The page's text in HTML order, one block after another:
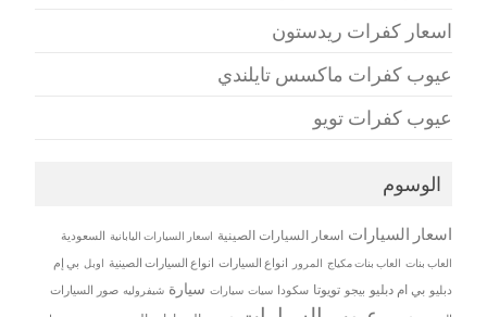
اسعار كفرات ريدستون
عيوب كفرات ماكسس تايلندي
عيوب كفرات تويو
الوسوم
اسعار السيارات اسعار السيارات الصينية اسعار السيارات اليابانية السعودية
العاب بنات العاب بنات مكياج المرور انواع السيارات انواع السيارات الصينية اوبل بي إم
دبليو بي ام دبليو بيجو تويوتا سكودا سيات سيارات سيارة شيفروليه صور السيارات